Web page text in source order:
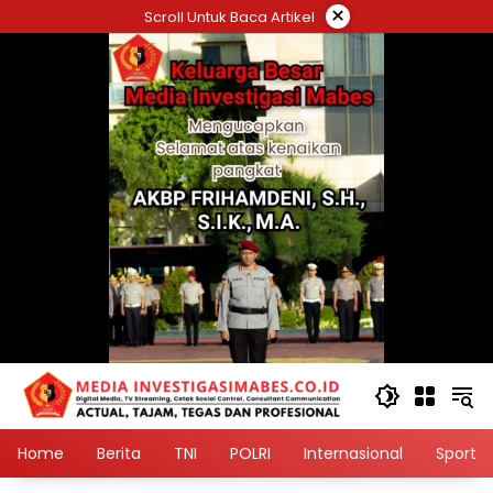
ke
Scroll Untuk Baca Artikel ×
Home Berita TNI POLRI Internasional Sport